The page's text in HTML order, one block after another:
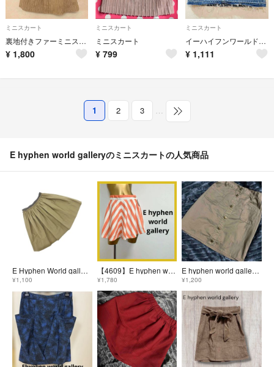
ミニスカート
裏地付きファーミニスカート
¥ 1,800
ミニスカート
ミニスカート
¥ 799
ミニスカート
イーハイフンワールドギャラリー デニム ミニスカート
¥ 1,111
1 2 3 …
E hyphen world galleryのミニスカートの人気商品
E Hyphen World gallery イーハイフンワールドギャラリー フレア Aライン 台形 スカート sizeF/カーキ ■■ レディース
¥1,100
【4609】E hyphen world gallery 太ストライプ スカート
¥1,780
E hyphen world gallery タイトスカート カーキ ベージュ
¥1,200